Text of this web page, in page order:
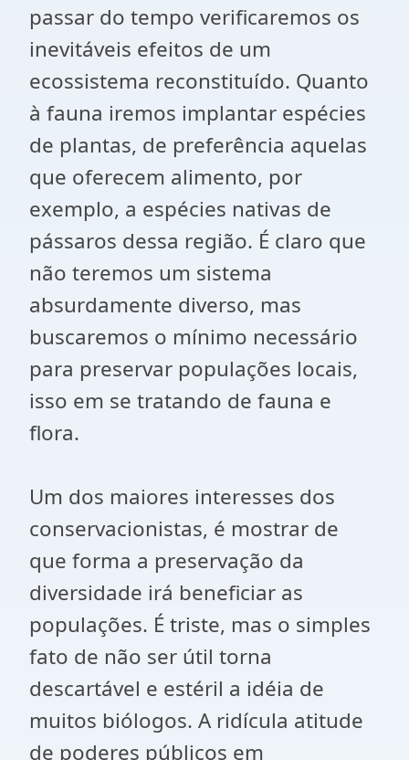
passar do tempo verificaremos os
inevitáveis efeitos de um
ecossistema reconstituído. Quanto
à fauna iremos implantar espécies
de plantas, de preferência aquelas
que oferecem alimento, por
exemplo, a espécies nativas de
pássaros dessa região. É claro que
não teremos um sistema
absurdamente diverso, mas
buscaremos o mínimo necessário
para preservar populações locais,
isso em se tratando de fauna e
flora.
Um dos maiores interesses dos
conservacionistas, é mostrar de
que forma a preservação da
diversidade irá beneficiar as
populações. É triste, mas o simples
fato de não ser útil torna
descartável e estéril a idéia de
muitos biólogos. A ridícula atitude
de poderes públicos em